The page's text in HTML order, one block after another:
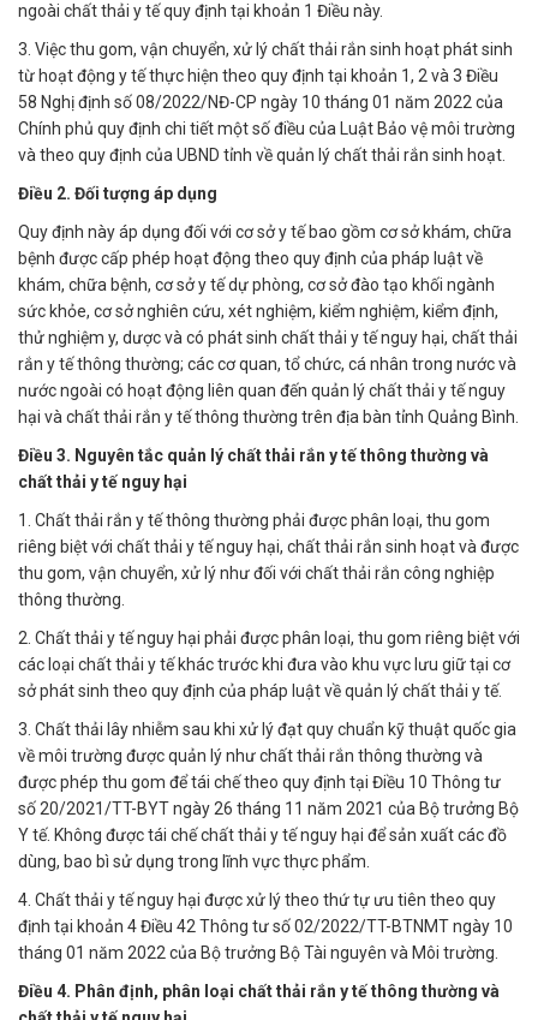
ngoài chất thải y tế quy định tại khoản 1 Điều này.
3. Việc thu gom, vận chuyển, xử lý chất thải rắn sinh hoạt phát sinh
từ hoạt động y tế thực hiện theo quy định tại khoản 1, 2 và 3 Điều
58 Nghị định số 08/2022/NĐ-CP ngày 10 tháng 01 năm 2022 của
Chính phủ quy định chi tiết một số điều của Luật Bảo vệ môi trường
và theo quy định của UBND tỉnh về quản lý chất thải rắn sinh hoạt.
Điều 2. Đối tượng áp dụng
Quy định này áp dụng đối với cơ sở y tế bao gồm cơ sở khám, chữa
bệnh được cấp phép hoạt động theo quy định của pháp luật về
khám, chữa bệnh, cơ sở y tế dự phòng, cơ sở đào tạo khối ngành
sức khỏe, cơ sở nghiên cứu, xét nghiệm, kiểm nghiệm, kiểm định,
thử nghiệm y, dược và có phát sinh chất thải y tế nguy hại, chất thải
rắn y tế thông thường; các cơ quan, tổ chức, cá nhân trong nước và
nước ngoài có hoạt động liên quan đến quản lý chất thải y tế nguy
hại và chất thải rắn y tế thông thường trên địa bàn tỉnh Quảng Bình.
Điều 3. Nguyên tắc quản lý chất thải rắn y tế thông thường và
chất thải y tế nguy hại
1. Chất thải rắn y tế thông thường phải được phân loại, thu gom
riêng biệt với chất thải y tế nguy hại, chất thải rắn sinh hoạt và được
thu gom, vận chuyển, xử lý như đối với chất thải rắn công nghiệp
thông thường.
2. Chất thải y tế nguy hại phải được phân loại, thu gom riêng biệt với
các loại chất thải y tế khác trước khi đưa vào khu vực lưu giữ tại cơ
sở phát sinh theo quy định của pháp luật về quản lý chất thải y tế.
3. Chất thải lây nhiễm sau khi xử lý đạt quy chuẩn kỹ thuật quốc gia
về môi trường được quản lý như chất thải rắn thông thường và
được phép thu gom để tái chế theo quy định tại Điều 10 Thông tư
số 20/2021/TT-BYT ngày 26 tháng 11 năm 2021 của Bộ trưởng Bộ
Y tế. Không được tái chế chất thải y tế nguy hại để sản xuất các đồ
dùng, bao bì sử dụng trong lĩnh vực thực phẩm.
4. Chất thải y tế nguy hại được xử lý theo thứ tự ưu tiên theo quy
định tại khoản 4 Điều 42 Thông tư số 02/2022/TT-BTNMT ngày 10
tháng 01 năm 2022 của Bộ trưởng Bộ Tài nguyên và Môi trường.
Điều 4. Phân định, phân loại chất thải rắn y tế thông thường và